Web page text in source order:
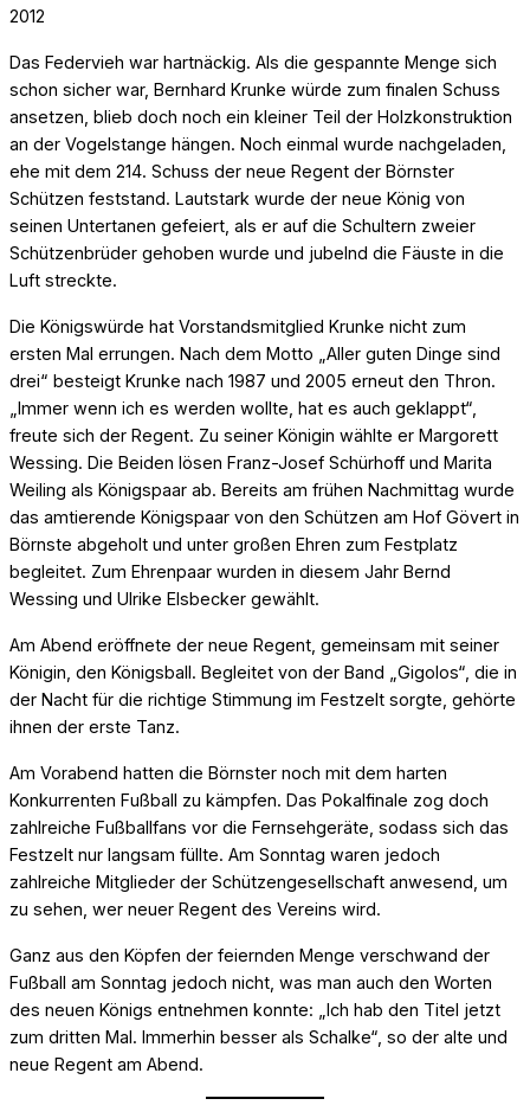
2012
Das Federvieh war hartnäckig. Als die gespannte Menge sich
schon sicher war, Bernhard Krunke würde zum finalen Schuss
ansetzen, blieb doch noch ein kleiner Teil der Holzkonstruktion
an der Vogelstange hängen. Noch einmal wurde nachgeladen,
ehe mit dem 214. Schuss der neue Regent der Börnster
Schützen feststand. Lautstark wurde der neue König von
seinen Untertanen gefeiert, als er auf die Schultern zweier
Schützenbrüder gehoben wurde und jubelnd die Fäuste in die
Luft streckte.
Die Königswürde hat Vorstandsmitglied Krunke nicht zum
ersten Mal errungen. Nach dem Motto „Aller guten Dinge sind
drei“ besteigt Krunke nach 1987 und 2005 erneut den Thron.
„Immer wenn ich es werden wollte, hat es auch geklappt“,
freute sich der Regent. Zu seiner Königin wählte er Margorett
Wessing. Die Beiden lösen Franz-Josef Schürhoff und Marita
Weiling als Königspaar ab. Bereits am frühen Nachmittag wurde
das amtierende Königspaar von den Schützen am Hof Gövert in
Börnste abgeholt und unter großen Ehren zum Festplatz
begleitet. Zum Ehrenpaar wurden in diesem Jahr Bernd
Wessing und Ulrike Elsbecker gewählt.
Am Abend eröffnete der neue Regent, gemeinsam mit seiner
Königin, den Königsball. Begleitet von der Band „Gigolos“, die in
der Nacht für die richtige Stimmung im Festzelt sorgte, gehörte
ihnen der erste Tanz.
Am Vorabend hatten die Börnster noch mit dem harten
Konkurrenten Fußball zu kämpfen. Das Pokalfinale zog doch
zahlreiche Fußballfans vor die Fernsehgeräte, sodass sich das
Festzelt nur langsam füllte. Am Sonntag waren jedoch
zahlreiche Mitglieder der Schützengesellschaft anwesend, um
zu sehen, wer neuer Regent des Vereins wird.
Ganz aus den Köpfen der feiernden Menge verschwand der
Fußball am Sonntag jedoch nicht, was man auch den Worten
des neuen Königs entnehmen konnte: „Ich hab den Titel jetzt
zum dritten Mal. Immerhin besser als Schalke“, so der alte und
neue Regent am Abend.